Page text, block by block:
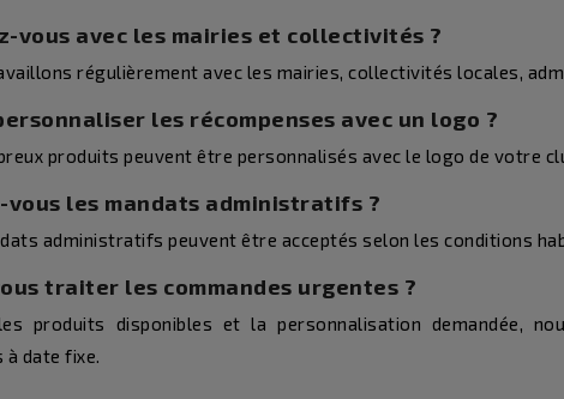
vous avec les mairies et collectivités ?
régulièrement avec les mairies, collectivités locales,
les récompenses avec un logo ?
produits peuvent être personnalisés avec le logo de votre
vous les mandats administratifs ?
administratifs peuvent être acceptés selon les conditions
traiter les commandes urgentes ?
produits disponibles et la personnalisation demandée,
à date fixe.